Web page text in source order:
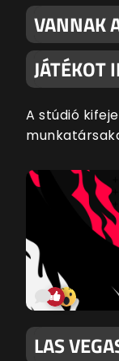
VANNAK
JÁTÉKOT
A stúdió
LAS